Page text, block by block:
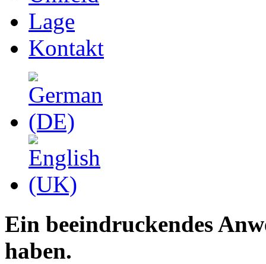
Lage
Kontakt
Ein beeindruckendes
haben.